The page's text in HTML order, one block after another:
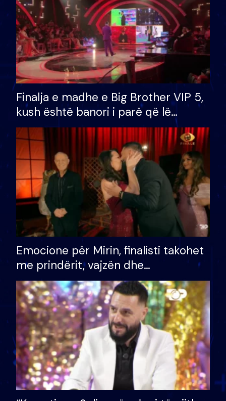
Finalja e madhe e Big Brother VIP 5,
kush është banori i parë që lë
shtëpinë dhe humb mundësinë për
të fituar çmimin e madh
Emocione për Mirin, finalisti takohet
me prindërit, vajzën dhe
bashkëshorten: S’kemi ndonjë letër
divorci apo jo?